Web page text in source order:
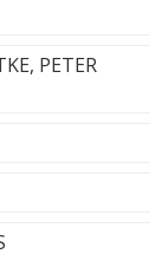
PETER